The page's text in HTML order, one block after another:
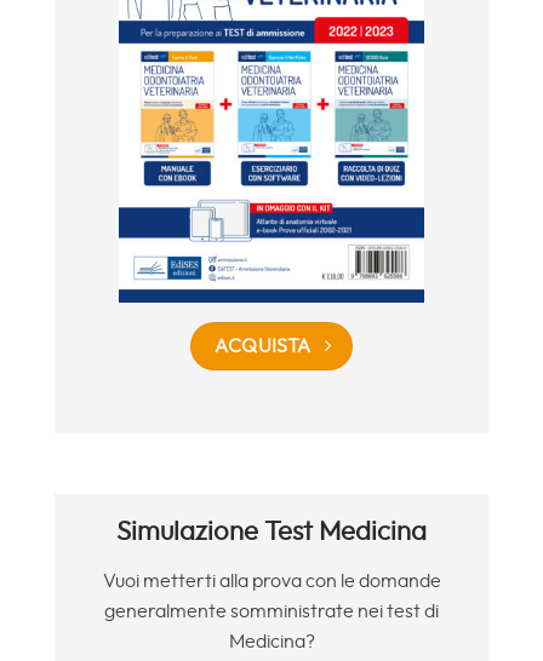
ACQUISTA
Simulazione Test Medicina
Vuoi metterti alla prova con le domande
generalmente somministrate nei test di
Medicina?